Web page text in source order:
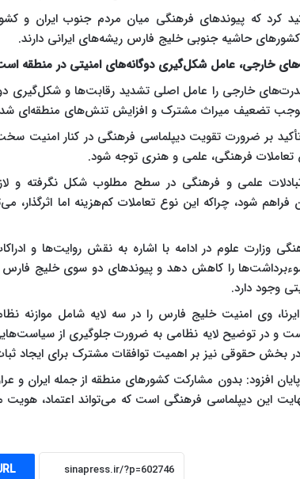
کرد که پیوندهای فرهنگی میان مردم جنوب ایران
حاشیه جنوبی خلیج فارس ریشه‌های ایرانی دارند.
خارجی، عامل شکل‌گیری دوگانه‌های امنیتی در منطقه
خارجی را عامل اصلی تشدید رقابت‌ها و شکل‌گیری
تضعیف میراث مشترک و افزایش تنش‌های منطقه‌ای
بر ضرورت تقویت دیپلماسی فرهنگی در کنار امنیت
فرهنگی، علمی و هنری توجه شود.
تبادلات علمی و فرهنگی در سطح مطلوب شکل نگرفته و
فراهم شود، چراکه این نوع تعاملات کم‌هزینه اما
وزارت علوم در ادامه با اشاره به نقش روایت‌ها و
را کاهش دهد و پیوندهای دو سوی خلیج
وجود دارد.
وی امنیت خلیج فارس را در سه لایه شامل موازنه
و در توضیح لایه نظامی به ضرورت جلوگیری از
بخش حقوقی نیز بر اهمیت توافقات مشترک برای ایجاد
افزود: بدون مشارکت کشورهای منطقه از جمله ایران و
این دیپلماسی فرهنگی است که می‌تواند اعتماد،